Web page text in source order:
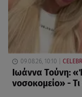
09.08.26, 10:10
Ιωάννα Τούνη:
νοσοκομείο» -